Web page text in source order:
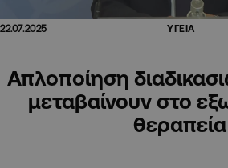
22.07.2025 ΥΓΕΙΑ
Απλοποίηση
μεταβαίνουν στο
θεραπεία